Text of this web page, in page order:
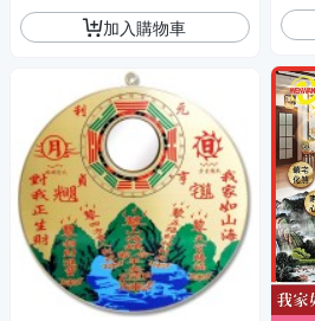
加入購物車